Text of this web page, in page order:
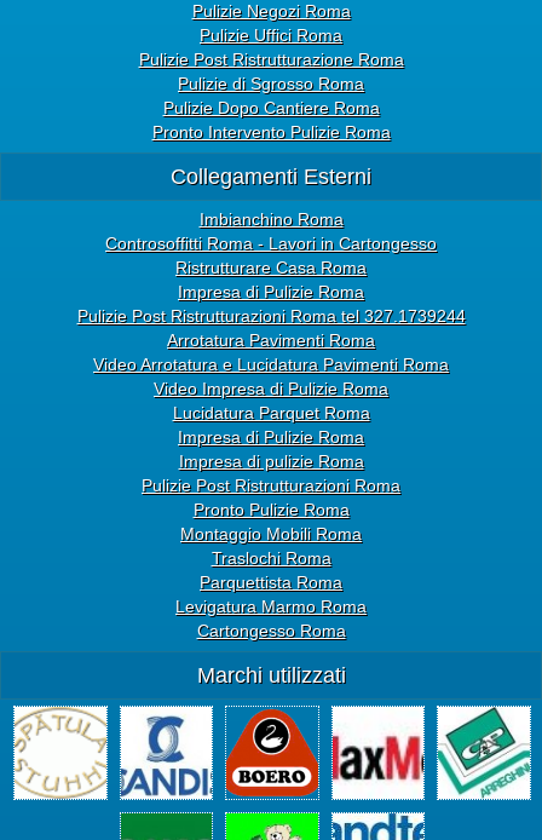
Pulizie Negozi Roma
Pulizie Uffici Roma
Pulizie Post Ristrutturazione Roma
Pulizie di Sgrosso Roma
Pulizie Dopo Cantiere Roma
Pronto Intervento Pulizie Roma
Collegamenti Esterni
Imbianchino Roma
Controsoffitti Roma - Lavori in Cartongesso
Ristrutturare Casa Roma
Impresa di Pulizie Roma
Pulizie Post Ristrutturazioni Roma tel 327.1739244
Arrotatura Pavimenti Roma
Video Arrotatura e Lucidatura Pavimenti Roma
Video Impresa di Pulizie Roma
Lucidatura Parquet Roma
Impresa di Pulizie Roma
Impresa di pulizie Roma
Pulizie Post Ristrutturazioni Roma
Pronto Pulizie Roma
Montaggio Mobili Roma
Traslochi Roma
Parquettista Roma
Levigatura Marmo Roma
Cartongesso Roma
Marchi utilizzati